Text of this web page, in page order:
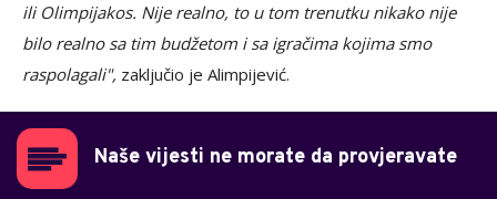
ili Olimpijakos. Nije realno, to u tom trenutku nikako nije
bilo realno sa tim budžetom i sa igračima kojima smo
raspolagali", zaključio je Alimpijević.
Naše vijesti ne morate da provjeravate